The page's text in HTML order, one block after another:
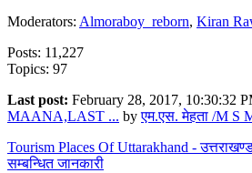
Moderators: Almoraboy_reborn, Kiran
Posts: 11,227
Topics: 97
Last post: February 28, 2017, 10:30:32
MAANA,LAST ... byएम.एस. मेहता /M S
Tourism Places Of Uttarakhand -
सम्बन्धित जानकारी